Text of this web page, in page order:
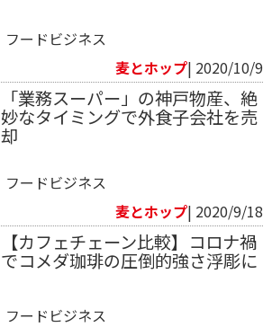
フードビジネス
麦とホップ| 2020/10/9
「業務スーパー」の神戸物産、絶
妙なタイミングで外食子会社を売
却
フードビジネス
麦とホップ| 2020/9/18
【カフェチェーン比較】コロナ禍
でコメダ珈琲の圧倒的強さ浮彫に
フードビジネス